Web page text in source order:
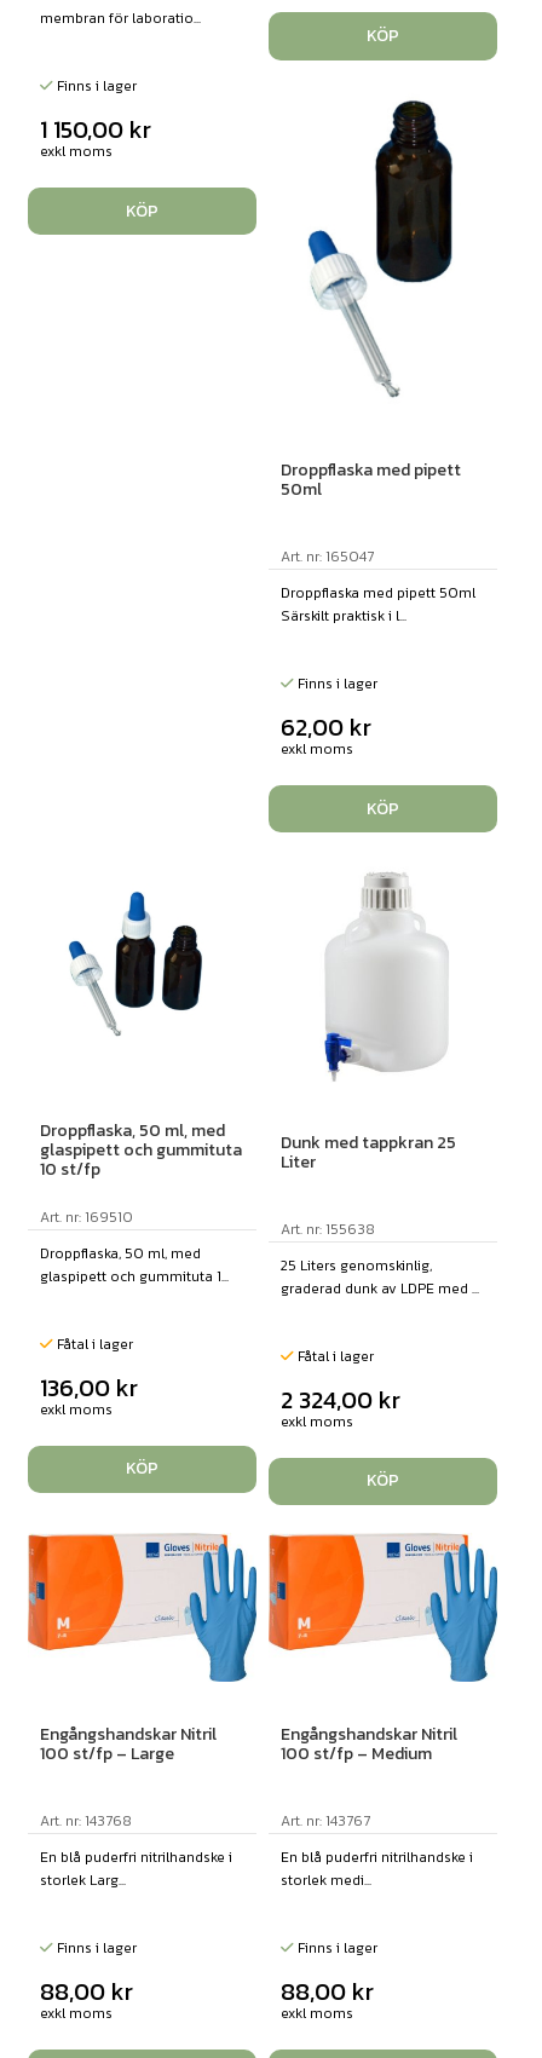
membran för laboratio...
Finns i lager
1 150,00 kr
exkl moms
KÖP
KÖP
Droppflaska med pipett
50ml
Art. nr: 165047
Droppflaska med pipett 50ml
Särskilt praktisk i l...
Finns i lager
62,00 kr
exkl moms
KÖP
Droppflaska, 50 ml, med
glaspipett och gummituta
10 st/fp
Art. nr: 169510
Droppflaska, 50 ml, med
glaspipett och gummituta 1...
Fåtal i lager
136,00 kr
exkl moms
KÖP
Dunk med tappkran 25
Liter
Art. nr: 155638
25 Liters genomskinlig,
graderad dunk av LDPE med ...
Fåtal i lager
2 324,00 kr
exkl moms
KÖP
Engångshandskar Nitril
100 st/fp – Large
Art. nr: 143768
En blå puderfri nitrilhandske i
storlek Larg...
Finns i lager
88,00 kr
exkl moms
Engångshandskar Nitril
100 st/fp – Medium
Art. nr: 143767
En blå puderfri nitrilhandske i
storlek medi...
Finns i lager
88,00 kr
exkl moms